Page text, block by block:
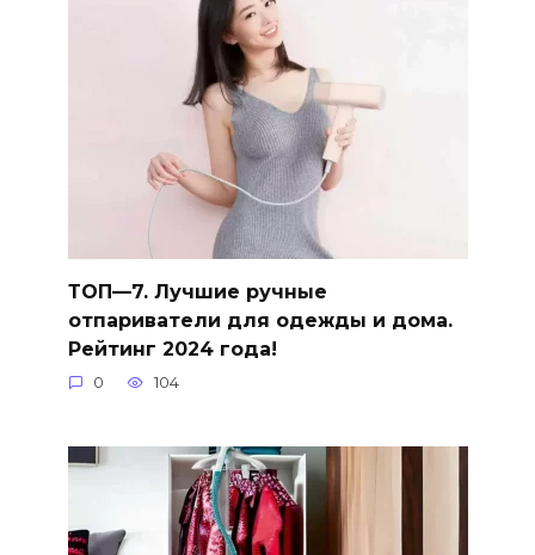
ТОП—7. Лучшие ручные
отпариватели для одежды и дома.
Рейтинг 2024 года!
0 104